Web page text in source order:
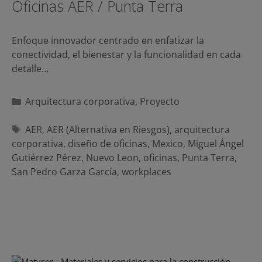
Oficinas AER / Punta Terra
Enfoque innovador centrado en enfatizar la
conectividad, el bienestar y la funcionalidad en cada
detalle…
Categorías
Arquitectura corporativa, Proyecto
Etiquetas
AER, AER (Alternativa en Riesgos), arquitectura
corporativa, diseño de oficinas, Mexico, Miguel Ángel
Gutiérrez Pérez, Nuevo Leon, oficinas, Punta Terra,
San Pedro Garza García, workplaces